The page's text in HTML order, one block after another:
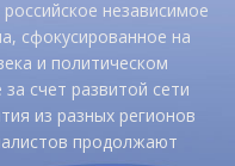
независимое
сфокусированное на
и политическом
счет развитой сети
из разных регионов
продолжают